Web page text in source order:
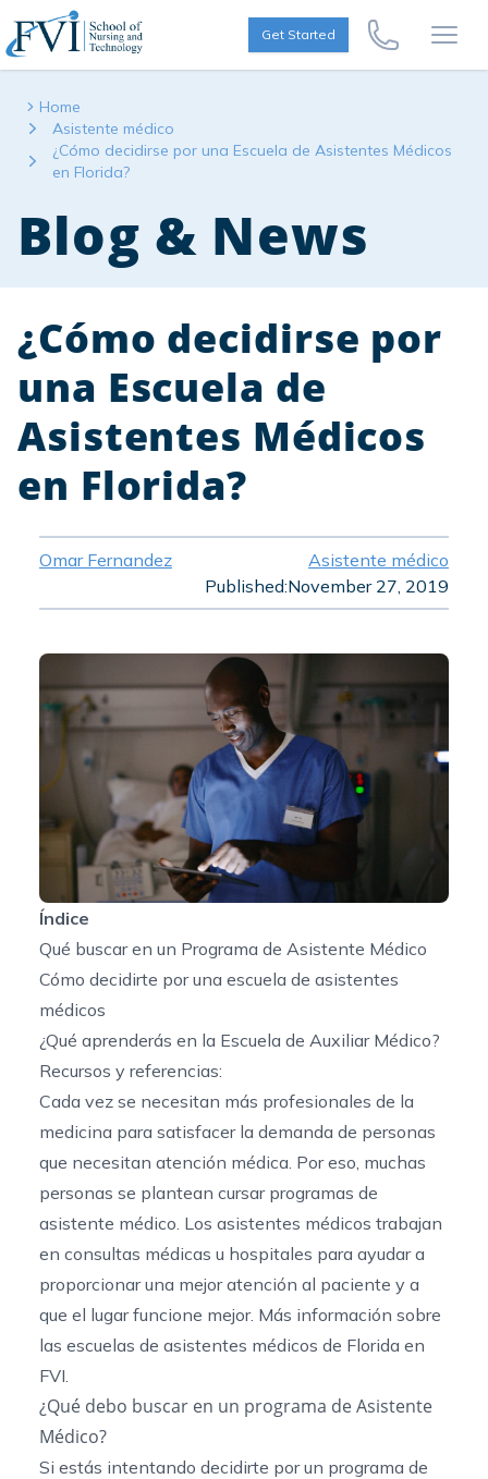
Skip to content
FVI School of Nursing
Get Started
Call Us Now
Home
Asistente médico
¿Cómo decidirse por una Escuela de Asistentes Médicos
en Florida?
Blog & News
¿Cómo decidirse por
una Escuela de
Asistentes Médicos
en Florida?
Omar Fernandez
Asistente médico
Published:November 27, 2019
Índice
Qué buscar en un Programa de Asistente Médico
Cómo decidirte por una escuela de asistentes
médicos
¿Qué aprenderás en la Escuela de Auxiliar Médico?
Recursos y referencias:
Cada vez se necesitan más profesionales de la
medicina para satisfacer la demanda de personas
que necesitan atención médica. Por eso, muchas
personas se plantean cursar programas de
asistente médico. Los asistentes médicos trabajan
en consultas médicas u hospitales para ayudar a
proporcionar una mejor atención al paciente y a
que el lugar funcione mejor. Más información sobre
las escuelas de asistentes médicos de Florida en
FVI.
¿Qué debo buscar en un programa de Asistente
Médico?
Si estás intentando decidirte por un programa de